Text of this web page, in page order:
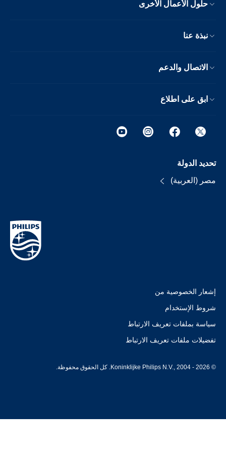
حلول الأعمال الأخرى
نبذة عنا
الاتصال والدعم
ابق على اطلاع
تحديد الدولة
مصر (العربية)
إشعار الخصوصية من
شروط الإستخدام
سياسة بملفات تعريف الارتباط
تفضيلات ملفات تعريف الارتباط
© Koninklijke Philips N.V., 2004 - 2026. كل الحقوق محفوظة.